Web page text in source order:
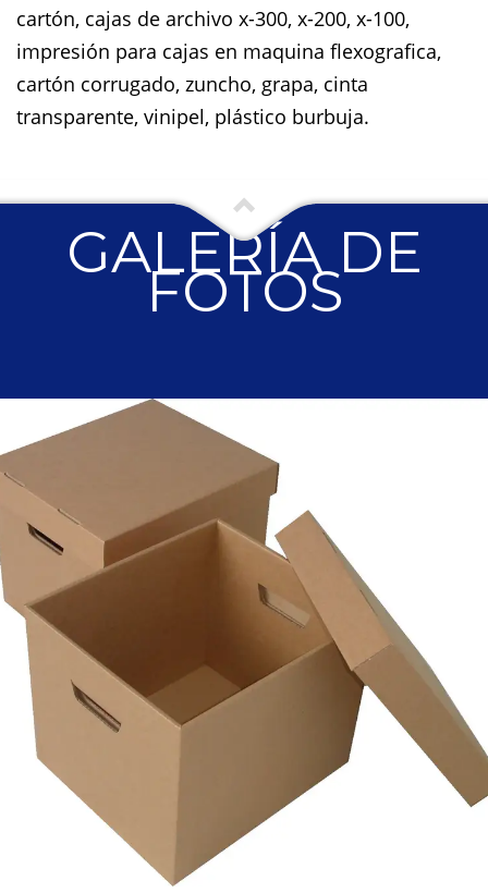
cartón, cajas de archivo x-300, x-200, x-100,
impresión para cajas en maquina flexografica,
cartón corrugado, zuncho, grapa, cinta
transparente, vinipel, plástico burbuja.
GALERÍA DE
FOTOS